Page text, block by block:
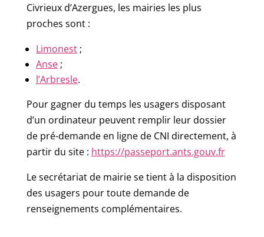
Civrieux d’Azergues, les mairies les plus
proches sont :
Limonest;
Anse;
l’Arbresle.
Pour gagner du temps les usagers disposant
d’un ordinateur peuvent remplir leur dossier
de pré-demande en ligne de CNI directement, à
partir du site : https://passeport.ants.gouv.fr
Le secrétariat de mairie se tient à la disposition
des usagers pour toute demande de
renseignements complémentaires.